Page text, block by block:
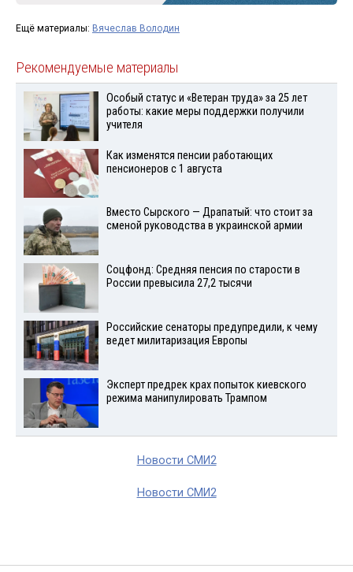
Ещё материалы: Вячеслав Володин
Рекомендуемые материалы
Особый статус и «Ветеран труда» за 25 лет
работы: какие меры поддержки получили
учителя
Как изменятся пенсии работающих
пенсионеров с 1 августа
Вместо Сырского — Драпатый: что стоит за
сменой руководства в украинской армии
Соцфонд: Средняя пенсия по старости в
России превысила 27,2 тысячи
Российские сенаторы предупредили, к чему
ведет милитаризация Европы
Эксперт предрек крах попыток киевского
режима манипулировать Трампом
Новости СМИ2
Новости СМИ2